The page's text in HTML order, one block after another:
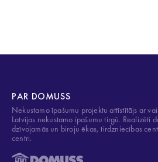
PAR DOMUSS
Nekustamo īpašumu projektu attīstītājs ar
Latvijas nekustamo īpašumu tirgū. Realizēti
dzīvojamās un biroju ēkas, tirdzniecības
centri.